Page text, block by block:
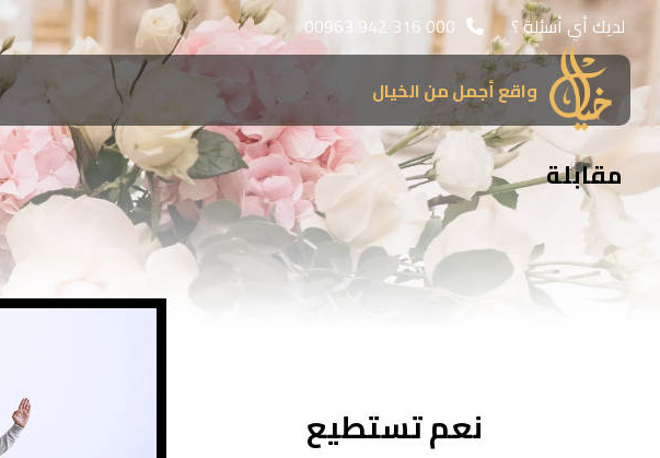
لديك أي أسئلة ؟
00963 942 316 000
واقع أجمل من الخيال
مقابلة
نعم تستطيع